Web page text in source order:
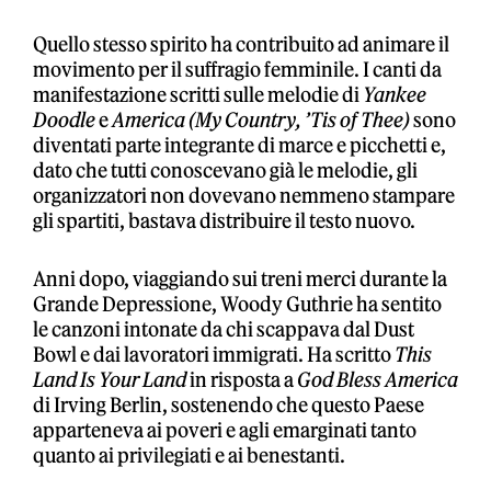
Quello stesso spirito ha contribuito ad animare il
movimento per il suffragio femminile. I canti da
manifestazione scritti sulle melodie di Yankee
DoodleeAmerica (My Country, ’Tis of Thee)sono
diventati parte integrante di marce e picchetti e,
dato che tutti conoscevano già le melodie, gli
organizzatori non dovevano nemmeno stampare
gli spartiti, bastava distribuire il testo nuovo.
Anni dopo, viaggiando sui treni merci durante la
Grande Depressione, Woody Guthrie ha sentito
le canzoni intonate da chi scappava dal Dust
Bowl e dai lavoratori immigrati. Ha scrittoThis
Land Is Your Landin risposta aGod Bless America
di Irving Berlin, sostenendo che questo Paese
apparteneva ai poveri e agli emarginati tanto
quanto ai privilegiati e ai benestanti.